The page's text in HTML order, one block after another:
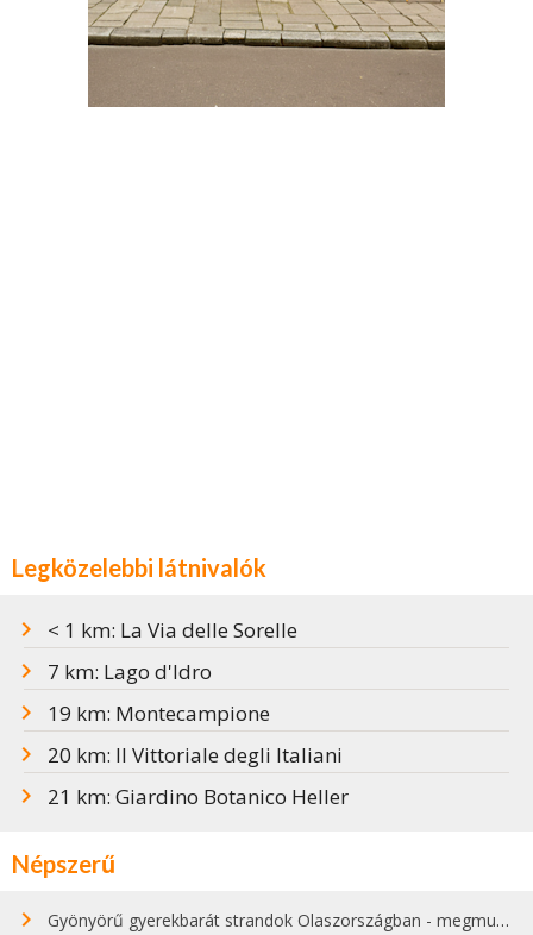
Legközelebbi látnivalók
< 1 km: La Via delle Sorelle
7 km: Lago d'Idro
19 km: Montecampione
20 km: Il Vittoriale degli Italiani
21 km: Giardino Botanico Heller
Népszerű
Gyönyörű gyerekbarát strandok Olaszországban - megmutatjuk a 15 legjobbat